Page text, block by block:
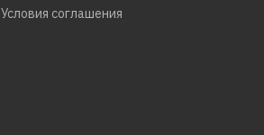
Условия соглашения